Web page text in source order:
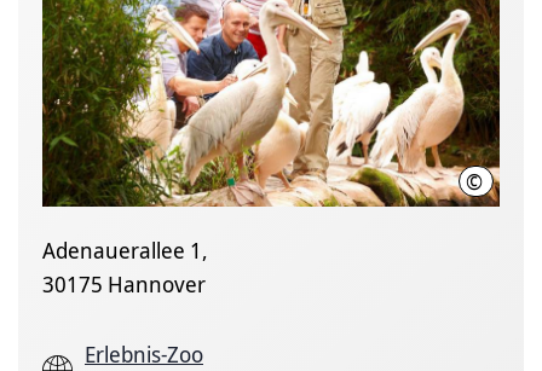
©
Adenauerallee 1,
30175 Hannover
Erlebnis-Zoo